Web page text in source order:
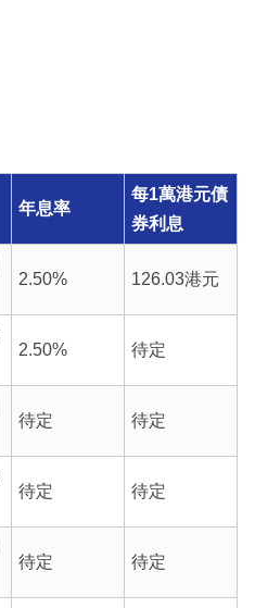
年息率
每1萬港元債
券利息
2.50% 126.03港元
2.50% 待定
待定 待定
待定 待定
待定 待定